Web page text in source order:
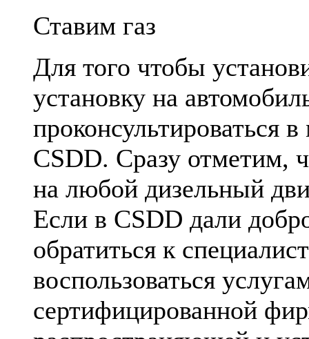
Ставим газ
Для того чтобы
установку на
проконсультироваться
CSDD. Сразу отметим,
на любой дизельный
Если в CSDD дали
обратиться к
воспользоваться
сертифицированной